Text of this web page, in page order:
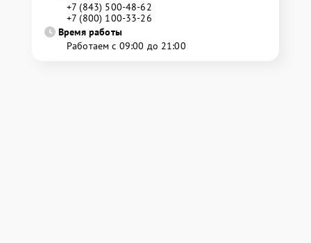
+7 (843) 500-48-62
+7 (800) 100-33-26
Время работы
Работаем с 09:00 до 21:00